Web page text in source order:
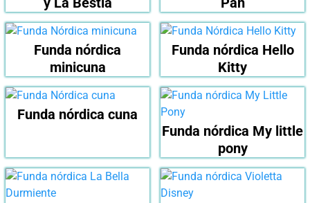
Funda nórdica
minicuna
Funda nórdica Hello
Kitty
Funda nórdica cuna
Funda nórdica My little
pony